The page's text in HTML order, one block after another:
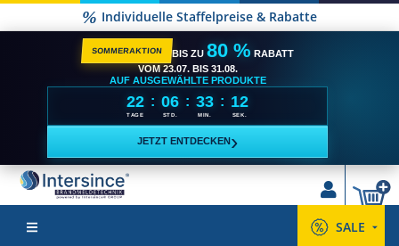
Individuelle Staffelpreise & Rabatte
SOMMERAKTION BIS ZU 80 % RABATT
VOM 23.07. BIS 31.08.
AUF AUSGEWÄHLTE PRODUKTE
22
TAGE
: 06
STD.
: 33
MIN.
: 11
SEK.
JETZT ENTDECKEN ›
SALE